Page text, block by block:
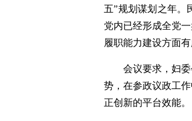
五”规划谋划之年。
党内已经形成全党
履职能力建设方面有
会议要求，妇
势，在参政议政工
正创新的平台效能。